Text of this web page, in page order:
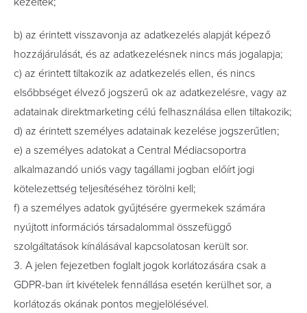
b) az érintett visszavonja az adatkezelés alapját képező
hozzájárulását, és az adatkezelésnek nincs más jogalapja;
c) az érintett tiltakozik az adatkezelés ellen, és nincs
elsőbbséget élvező jogszerű ok az adatkezelésre, vagy az
adatainak direktmarketing célú felhasználása ellen tiltakozik;
d) az érintett személyes adatainak kezelése jogszerűtlen;
e) a személyes adatokat a Central Médiacsoportra
alkalmazandó uniós vagy tagállami jogban előírt jogi
kötelezettség teljesítéséhez törölni kell;
f) a személyes adatok gyűjtésére gyermekek számára
nyújtott információs társadalommal összefüggő
szolgáltatások kínálásával kapcsolatosan került sor.
3. A jelen fejezetben foglalt jogok korlátozására csak a
GDPR-ban írt kivételek fennállása esetén kerülhet sor, a
korlátozás okának pontos megjelölésével.